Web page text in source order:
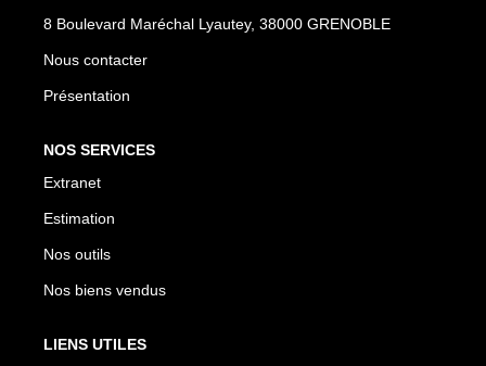
8 Boulevard Maréchal Lyautey, 38000 GRENOBLE
Nous contacter
Présentation
NOS SERVICES
Extranet
Estimation
Nos outils
Nos biens vendus
LIENS UTILES